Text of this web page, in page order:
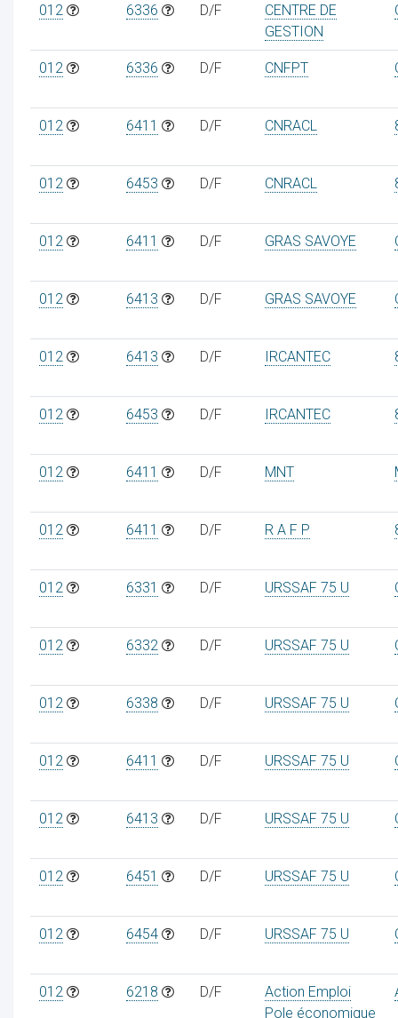
012 6336 D/F
CENTRE DE
GESTION
012 6336 D/F CNFPT
012 6411 D/F CNRACL
012 6453 D/F CNRACL
012 6411 D/F GRAS SAVOYE
012 6413 D/F GRAS SAVOYE
012 6413 D/F IRCANTEC
012 6453 D/F IRCANTEC
012 6411 D/F MNT
012 6411 D/F R A F P
012 6331 D/F URSSAF 75 U
012 6332 D/F URSSAF 75 U
012 6338 D/F URSSAF 75 U
012 6411 D/F URSSAF 75 U
012 6413 D/F URSSAF 75 U
012 6451 D/F URSSAF 75 U
012 6454 D/F URSSAF 75 U
012 6218 D/F
Action Emploi
Pole économique